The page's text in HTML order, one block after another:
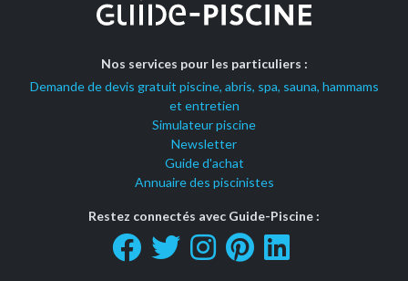
Nos services pour les particuliers :
Demande de devis gratuit piscine, abris, spa, sauna, hammams
et entretien
Simulateur piscine
Newsletter
Guide d'achat
Annuaire des piscinistes
Restez connectés avec Guide-Piscine :